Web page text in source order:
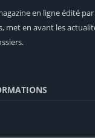
en ligne édité
met en avant les